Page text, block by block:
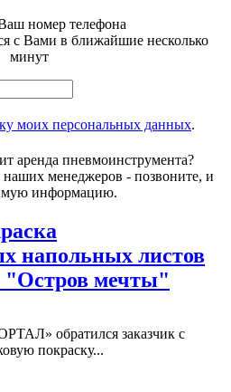
номер телефона
с Вами в ближайшие несколько
минут
моих персональных данных.
аренда пневмоинструмента?
менеджеров - позвоните, и
информацию.
напольных листов
"Остров мечты"
обратился заказчик с
покраску...